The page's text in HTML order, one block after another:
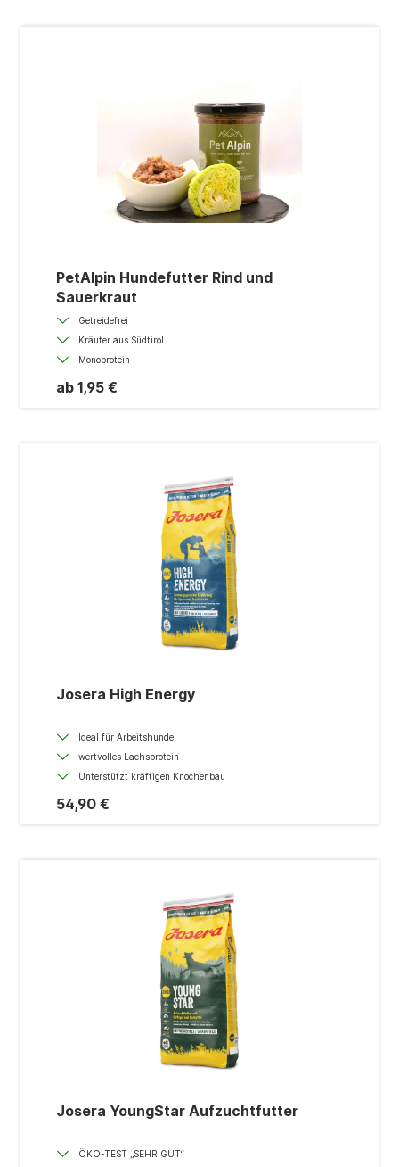
PetAlpin Hundefutter Rind und
Sauerkraut
Getreidefrei
Kräuter aus Südtirol
Monoprotein
ab 1,95 €
Josera High Energy
Ideal für Arbeitshunde
wertvolles Lachsprotein
Unterstützt kräftigen Knochenbau
54,90 €
Josera YoungStar Aufzuchtfutter
ÖKO-TEST „SEHR GUT“